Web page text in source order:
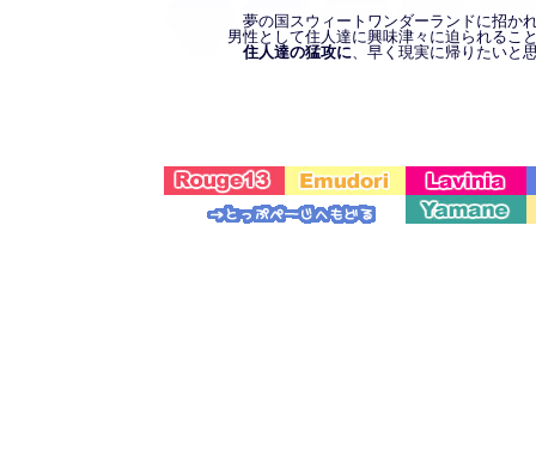
夢の国スウィートワンダーランドに招か
男性として住人達に興味津々に迫られるこ
住人達の猛攻に、早く現実に帰りたいと